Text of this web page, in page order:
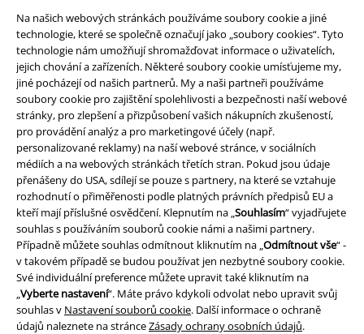
Na našich webových stránkách používáme soubory cookie a jiné
technologie, které se společně označují jako „soubory cookies“. Tyto
technologie nám umožňují shromažďovat informace o uživatelích,
jejich chování a zařízeních. Některé soubory cookie umísťujeme my,
jiné pocházejí od našich partnerů. My a naši partneři používáme
soubory cookie pro zajištění spolehlivosti a bezpečnosti naší webové
stránky, pro zlepšení a přizpůsobení vašich nákupních zkušeností,
pro provádění analýz a pro marketingové účely (např.
personalizované reklamy) na naší webové stránce, v sociálních
médiích a na webových stránkách třetích stran. Pokud jsou údaje
přenášeny do USA, sdílejí se pouze s partnery, na které se vztahuje
rozhodnutí o přiměřenosti podle platných právních předpisů EU a
kteří mají příslušné osvědčení. Klepnutím na „ Souhlasím“ vyjadřujete
souhlas s používáním souborů cookie námi a našimi partnery.
Případně můžete souhlas odmítnout kliknutím na „ Odmítnout vše“ -
v takovém případě se budou používat jen nezbytné soubory cookie.
Své individuální preference můžete upravit také kliknutím na
Vyberte nastavení“. Máte právo kdykoli odvolat nebo upravit svůj
souhlas v Nastavení souborů cookie. Další informace o ochraně
údajů naleznete na stránceZásady ochrany osobních údajů.
funkce a výhody!
A Warner Music Group Company